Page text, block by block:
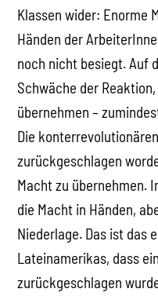
Klassen wider: Enorme
Händen der
noch nicht besiegt. Auf
Schwäche der
übernehmen –
Die
zurückgeschlagen
Macht zu übernehmen.
die Macht in Händen,
Niederlage. Das ist das
Lateinamerikas, dass
zurückgeschlagen